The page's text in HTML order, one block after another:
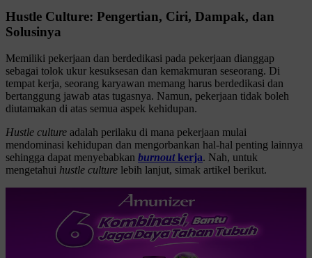
Hustle Culture: Pengertian, Ciri, Dampak, dan
Solusinya
Memiliki pekerjaan dan berdedikasi pada pekerjaan dianggap
sebagai tolok ukur kesuksesan dan kemakmuran seseorang. Di
tempat kerja, seorang karyawan memang harus berdedikasi dan
bertanggung jawab atas tugasnya. Namun, pekerjaan tidak boleh
diutamakan di atas semua aspek kehidupan.
Hustle culture adalah perilaku di mana pekerjaan mulai
mendominasi kehidupan dan mengorbankan hal-hal penting lainnya
sehingga dapat menyebabkan burnoutkerja. Nah, untuk
mengetahui hustle culture lebih lanjut, simak artikel berikut.